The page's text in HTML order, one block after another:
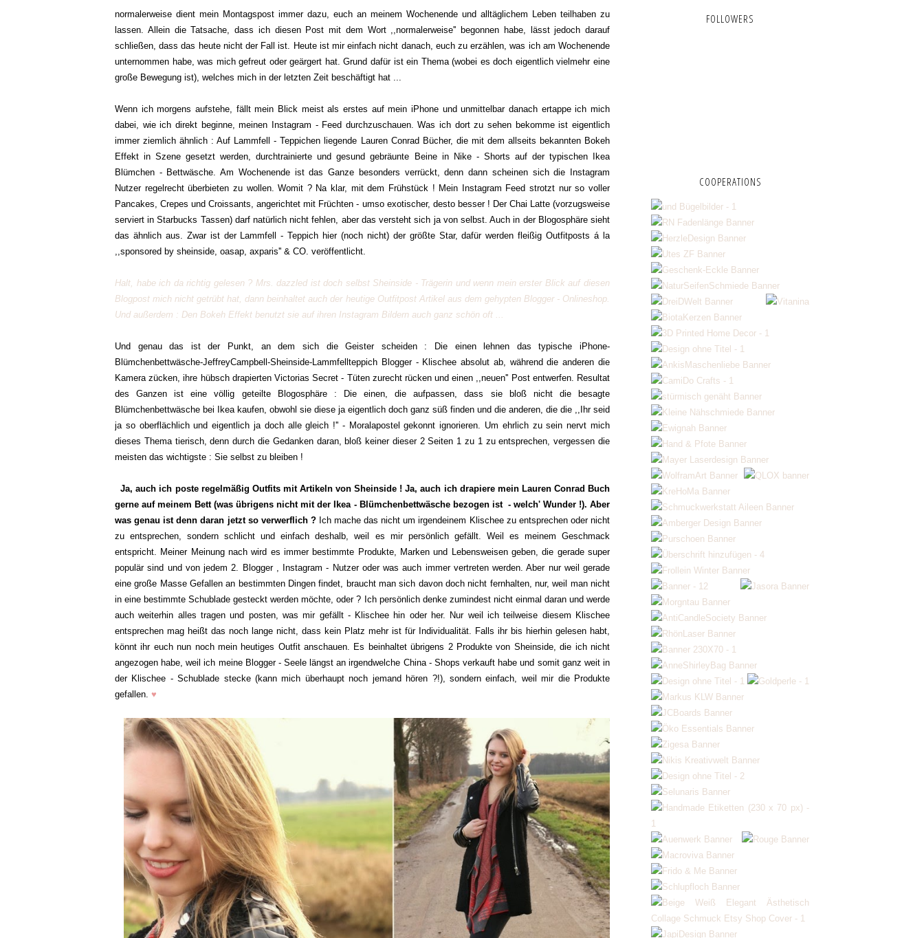
normalerweise dient mein Montagspost immer dazu, euch an meinem Wochenende und alltäglichem Leben teilhaben zu
lassen. Allein die Tatsache, dass ich diesen Post mit dem Wort ,,normalerweise'' begonnen habe, lässt jedoch darauf
schließen, dass das heute nicht der Fall ist. Heute ist mir einfach nicht danach, euch zu erzählen, was ich am Wochenende
unternommen habe, was mich gefreut oder geärgert hat. Grund dafür ist ein Thema (wobei es doch eigentlich vielmehr eine
große Bewegung ist), welches mich in der letzten Zeit beschäftigt hat ...
Wenn ich morgens aufstehe, fällt mein Blick meist als erstes auf mein iPhone und unmittelbar danach ertappe ich mich
dabei, wie ich direkt beginne, meinen Instagram - Feed durchzuschauen. Was ich dort zu sehen bekomme ist eigentlich
immer ziemlich ähnlich : Auf Lammfell - Teppichen liegende Lauren Conrad Bücher, die mit dem allseits bekannten Bokeh
Effekt in Szene gesetzt werden, durchtrainierte und gesund gebräunte Beine in Nike - Shorts auf der typischen Ikea
Blümchen - Bettwäsche. Am Wochenende ist das Ganze besonders verrückt, denn dann scheinen sich die Instagram
Nutzer regelrecht überbieten zu wollen. Womit ? Na klar, mit dem Frühstück ! Mein Instagram Feed strotzt nur so voller
Pancakes, Crepes und Croissants, angerichtet mit Früchten - umso exotischer, desto besser ! Der Chai Latte (vorzugsweise
serviert in Starbucks Tassen) darf natürlich nicht fehlen, aber das versteht sich ja von selbst. Auch in der Blogosphäre sieht
das ähnlich aus. Zwar ist der Lammfell - Teppich hier (noch nicht) der größte Star, dafür werden fleißig Outfitposts á la
,,sponsored by sheinside, oasap, axparis'' & CO. veröffentlicht.
Halt, habe ich da richtig gelesen ? Mrs. dazzled ist doch selbst Sheinside - Trägerin und wenn mein erster Blick auf diesen
Blogpost mich nicht getrübt hat, dann beinhaltet auch der heutige Outfitpost Artikel aus dem gehypten Blogger - Onlineshop.
Und außerdem : Den Bokeh Effekt benutzt sie auf ihren Instagram Bildern auch ganz schön oft ...
Und genau das ist der Punkt, an dem sich die Geister scheiden : Die einen lehnen das typische iPhone-
Blümchenbettwäsche-JeffreyCampbell-Sheinside-Lammfellteppich Blogger - Klischee absolut ab, während die anderen die
Kamera zücken, ihre hübsch drapierten Victorias Secret - Tüten zurecht rücken und einen ,,neuen'' Post entwerfen. Resultat
des Ganzen ist eine völlig geteilte Blogosphäre : Die einen, die aufpassen, dass sie bloß nicht die besagte
Blümchenbettwäsche bei Ikea kaufen, obwohl sie diese ja eigentlich doch ganz süß finden und die anderen, die die ,,Ihr seid
ja so oberflächlich und eigentlich ja doch alle gleich !'' - Moralapostel gekonnt ignorieren. Um ehrlich zu sein nervt mich
dieses Thema tierisch, denn durch die Gedanken daran, bloß keiner dieser 2 Seiten 1 zu 1 zu entsprechen, vergessen die
meisten das wichtigste : Sie selbst zu bleiben !
Ja, auch ich poste regelmäßig Outfits mit Artikeln von Sheinside ! Ja, auch ich drapiere mein Lauren Conrad Buch
gerne auf meinem Bett (was übrigens nicht mit der Ikea - Blümchenbettwäsche bezogen ist - welch' Wunder !). Aber
was genau ist denn daran jetzt so verwerflich ?Ich mache das nicht um irgendeinem Klischee zu entsprechen oder nicht
zu entsprechen, sondern schlicht und einfach deshalb, weil es mir persönlich gefällt. Weil es meinem Geschmack
entspricht. Meiner Meinung nach wird es immer bestimmte Produkte, Marken und Lebensweisen geben, die gerade super
populär sind und von jedem 2. Blogger , Instagram - Nutzer oder was auch immer vertreten werden. Aber nur weil gerade
eine große Masse Gefallen an bestimmten Dingen findet, braucht man sich davon doch nicht fernhalten, nur, weil man nicht
in eine bestimmte Schublade gesteckt werden möchte, oder ? Ich persönlich denke zumindest nicht einmal daran und werde
auch weiterhin alles tragen und posten, was mir gefällt - Klischee hin oder her. Nur weil ich teilweise diesem Klischee
entsprechen mag heißt das noch lange nicht, dass kein Platz mehr ist für Individualität. Falls ihr bis hierhin gelesen habt,
könnt ihr euch nun noch mein heutiges Outfit anschauen. Es beinhaltet übrigens 2 Produkte von Sheinside, die ich nicht
angezogen habe, weil ich meine Blogger - Seele längst an irgendwelche China - Shops verkauft habe und somit ganz weit in
der Klischee - Schublade stecke (kann mich überhaupt noch jemand hören ?!), sondern einfach, weil mir die Produkte
gefallen. ♥
FOLLOWERS
COOPERATIONS